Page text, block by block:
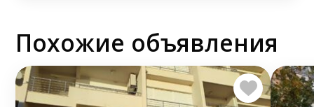
Похожие объявления